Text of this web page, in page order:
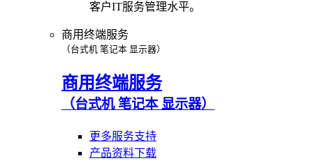
客户IT服务管理水平。
商用终端服务
（台式机 笔记本 显示器）
商用终端服务
（台式机 笔记本 显示器）
更多服务支持
产品资料下载